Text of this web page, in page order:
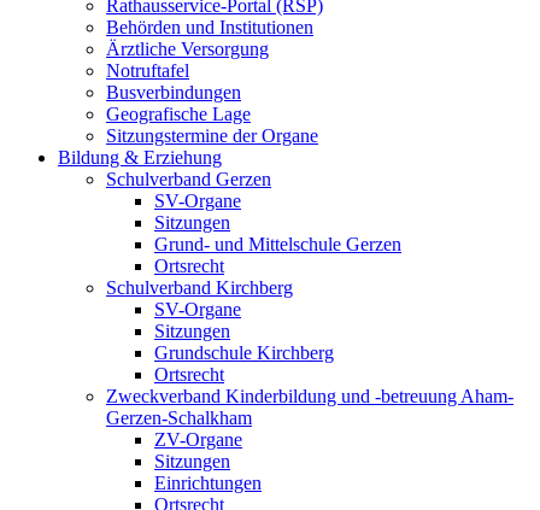
Rathausservice-Portal (RSP)
Behörden und Institutionen
Ärztliche Versorgung
Notruftafel
Busverbindungen
Geografische Lage
Sitzungstermine der Organe
Bildung & Erziehung
Schulverband Gerzen
SV-Organe
Sitzungen
Grund- und Mittelschule Gerzen
Ortsrecht
Schulverband Kirchberg
SV-Organe
Sitzungen
Grundschule Kirchberg
Ortsrecht
Zweckverband Kinderbildung und -betreuung Aham-
Gerzen-Schalkham
ZV-Organe
Sitzungen
Einrichtungen
Ortsrecht